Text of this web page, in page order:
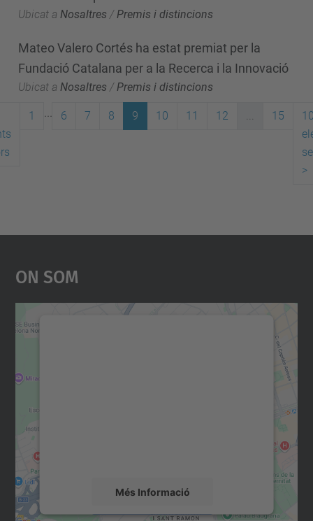
Ubicat a Nosaltres / Premis i distincions
Mateo Valero Cortés ha estat premiat per la
Fundació Catalana per a la Recerca i la Innovació
Ubicat a Nosaltres /Premis i distincions
1 6 7 8 9 10 11 12 ... 15
>
On Som
Més Informació